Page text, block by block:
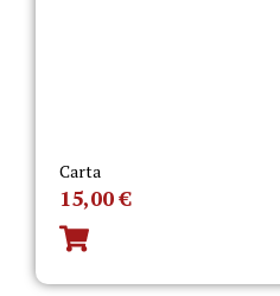
Carta
15,00€